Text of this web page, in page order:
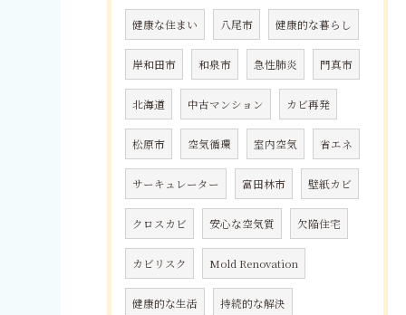
健康な住まい 八尾市 健康的な暮らし
岸和田市 和泉市 急性肺炎 門真市
北海道 中古マンション カビ再発
松原市 空気循環 室内空気 省エネ
サーキュレーター 富田林市 壁紙カビ
クロスカビ 安心な空気質 欠陥住宅
カビリスク Mold Renovation
健康的な生活 持続的な解決